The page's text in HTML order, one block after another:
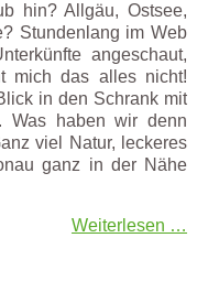
hin? Allgäu, Ostsee,
Stundenlang im Web
angeschaut,
mich das alles nicht!
in den Schrank mit
Was haben wir denn
viel Natur, leckeres
ganz in der Nähe
Weiterlesen …